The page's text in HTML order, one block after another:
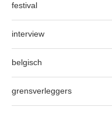
festival
interview
belgisch
grensverleggers